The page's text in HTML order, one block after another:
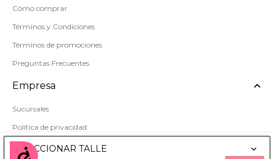
Accesibilidad
SELECCIONAR TALLE
Cómo comprar
Términos y Condiciones
Términos de promociones
Preguntas Frecuentes
Empresa
Sucursales
Política de privacidad
Mapa del sitio